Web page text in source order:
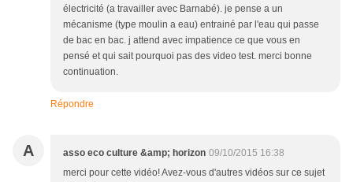
électricité (a travailler avec Barnabé). je pense a un
mécanisme (type moulin a eau) entrainé par l'eau qui passe
de bac en bac. j attend avec impatience ce que vous en
pensé et qui sait pourquoi pas des video test. merci bonne
continuation.
Répondre
A asso eco culture &amp; horizon 09/10/2015 16:38
merci pour cette vidéo! Avez-vous d'autres vidéos sur ce sujet